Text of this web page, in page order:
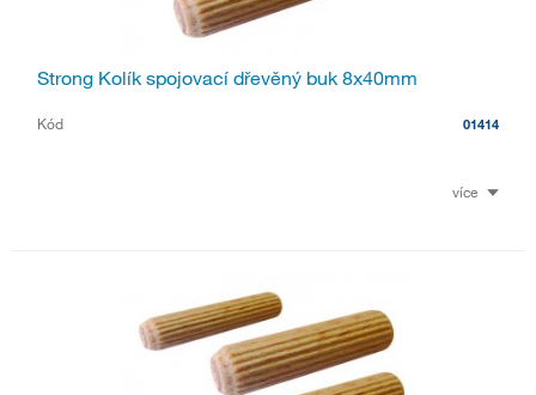
Strong Kolík spojovací dřevěný buk 8x40mm
Kód 01414
více